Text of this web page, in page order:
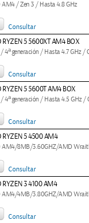
/ Zen 3 / Hasta 4.8 GHz
Consultar
RYZEN 5 5600XT AM4 BOX
4ª generación / Hasta 4.7 GHz /
Consultar
RYZEN 5 5600T AM4 BOX
4ª generación / Hasta 4.5 GHz /
Consultar
RYZEN 5 4500 AM4
8MB/3.60GHZ/AMD
Consultar
RYZEN 3 4100 AM4
4MB/3.80GHZ/AMD
Consultar